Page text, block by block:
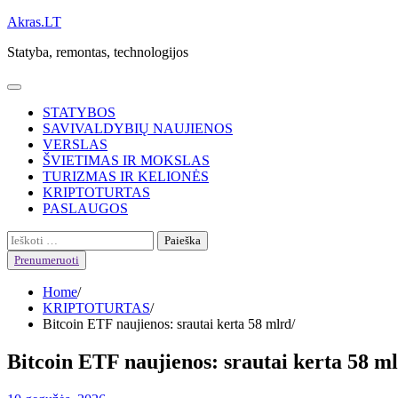
Skip
content
Akras.LT
Statyba, remontas, technologijos
STATYBOS
SAVIVALDYBIŲ NAUJIENOS
VERSLAS
ŠVIETIMAS IR MOKSLAS
TURIZMAS IR KELIONĖS
KRIPTOTURTAS
PASLAUGOS
Ieškoti:
Prenumeruoti
Home
KRIPTOTURTAS
Bitcoin ETF naujienos: srautai kerta 58 mlrd
Bitcoin ETF naujienos: srautai kerta 58